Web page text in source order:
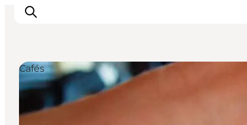
Inspirations
Destinations
Cafés